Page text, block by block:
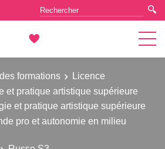
formations
Licence
et pratique artistique supérieure
et pratique artistique supérieure
pro et autonomie en milieu